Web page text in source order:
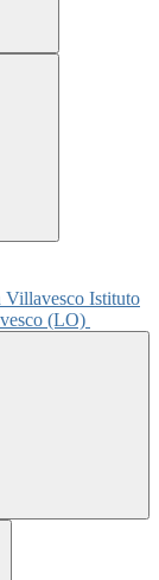
Istituto
(LO)